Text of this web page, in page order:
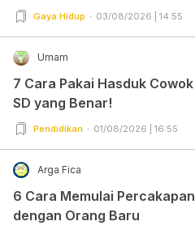
Gampang Banget dan Mudah
Gaya Hidup 03/08/2026 | 14:55
Umam
7 Cara Pakai Hasduk Cowok
SD yang Benar!
Pendidikan 01/08/2026 | 16:55
Arga Fica
6 Cara Memulai Percakapan
dengan Orang Baru